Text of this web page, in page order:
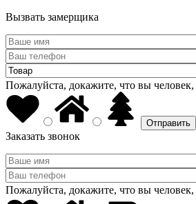
Вызвать замерщика
Пожалуйста, докажите, что вы
Заказать звонок
Пожалуйста, докажите, что вы